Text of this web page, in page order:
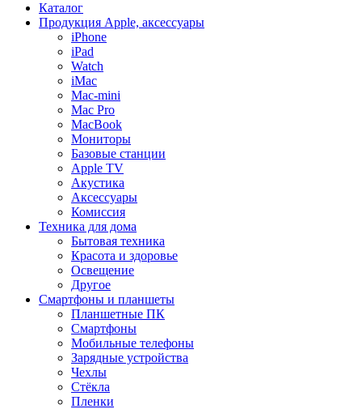
Каталог
Продукция Apple, аксессуары
iPhone
iPad
Watch
iMac
Mac-mini
Mac Pro
MacBook
Мониторы
Базовые станции
Apple TV
Акустика
Аксессуары
Комиссия
Техника для дома
Бытовая техника
Красота и здоровье
Освещение
Другое
Смартфоны и планшеты
Планшетные ПК
Смартфоны
Мобильные телефоны
Зарядные устройства
Чехлы
Стёкла
Пленки